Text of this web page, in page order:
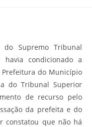
do Supremo Tribunal
havia condicionado a
Prefeitura do Município
do Tribunal Superior
de recurso pelo
da prefeita e do
constatou que não há